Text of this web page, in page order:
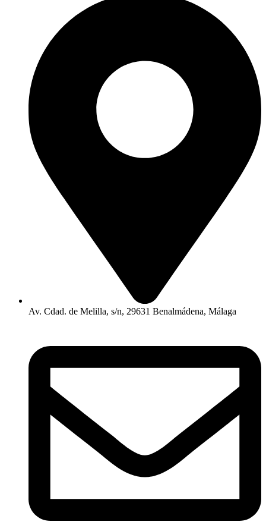
Av. Cdad. de Melilla, s/n, 29631 Benalmádena, Málaga